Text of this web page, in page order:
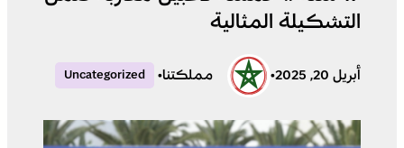
التشكيلة المثالية
أبريل 20, 2025 • مملكتنا•
Uncategorized